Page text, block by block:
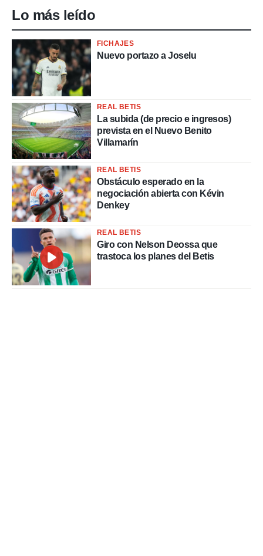
Lo más leído
FICHAJES
Nuevo portazo a Joselu
REAL BETIS
La subida (de precio e ingresos)
prevista en el Nuevo Benito
Villamarín
REAL BETIS
Obstáculo esperado en la
negociación abierta con Kévin
Denkey
REAL BETIS
Giro con Nelson Deossa que
trastoca los planes del Betis